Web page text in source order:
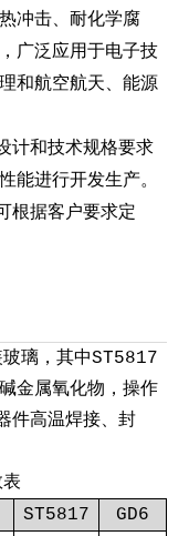
冲击、耐化学腐
广泛应用于电子技
和航空航天、能源
计和技术规格要求
能进行开发生产。
根据客户要求定
璃，其中ST5817
金属氧化物，操作
件高温焊接、封
ST5817
GD6